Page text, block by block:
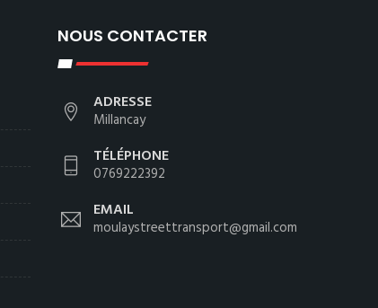
NOUS CONTACTER
ADRESSE
Millancay
TÉLÉPHONE
0769222392
EMAIL
moulaystreettransport@gmail.com